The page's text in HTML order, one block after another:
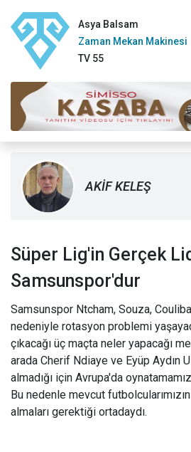
Asya Balsam
Zaman Mekan Makinesi
TV 55
AKİF KELEŞ
Süper Lig'in Gerçek
Samsunspor'dur
Samsunspor Ntcham, Souza,
nedeniyle rotasyon problemi
çıkacağı üç maçta neler yapacağı
arada Cherif Ndiaye ve Eyüp Aydın
almadığı için Avrupa'da
Bu nedenle mevcut
almaları gerektiği ortadaydı.